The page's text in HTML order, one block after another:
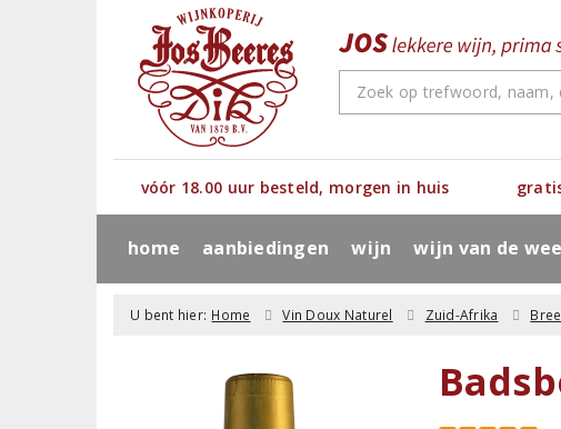
vóór 18.00 uur besteld, morgen in huis
home aanbiedingen wijn wijn van de
U bent hier: Home Vin Doux Naturel Zuid-Afrika